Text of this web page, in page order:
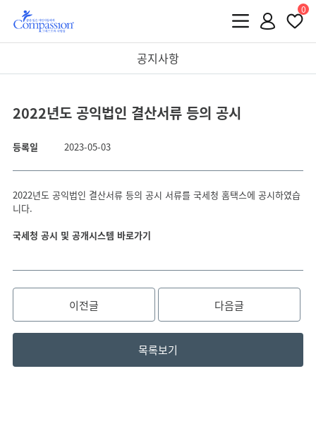
0
공지사항
2022년도 공익법인 결산서류 등의 공시
등록일 2023-05-03
2022년도 공익법인 결산서류 등의 공시 서류를 국세청 홈택스에 공시하였습
니다.
국세청 공시 및 공개시스템 바로가기
이전글 다음글
목록보기